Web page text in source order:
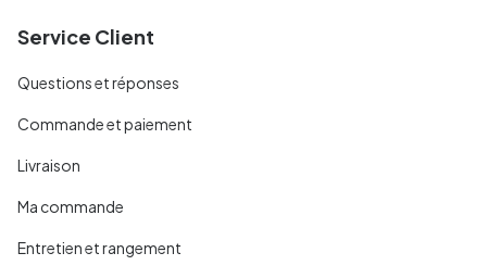
Service Client
Questions et réponses
Commande et paiement
Livraison
Ma commande
Entretien et rangement